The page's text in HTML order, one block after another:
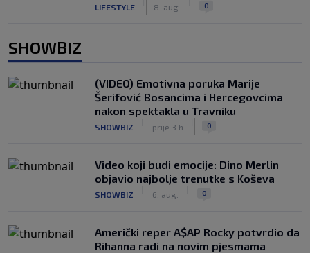
LIFESTYLE 8. aug. 0
SHOWBIZ
(VIDEO) Emotivna poruka Marije
Šerifović Bosancima i Hercegovcima
nakon spektakla u Travniku
SHOWBIZ prije 3 h 0
Video koji budi emocije: Dino Merlin
objavio najbolje trenutke s Koševa
SHOWBIZ 6. aug. 0
Američki reper A$AP Rocky potvrdio da
Rihanna radi na novim pjesmama